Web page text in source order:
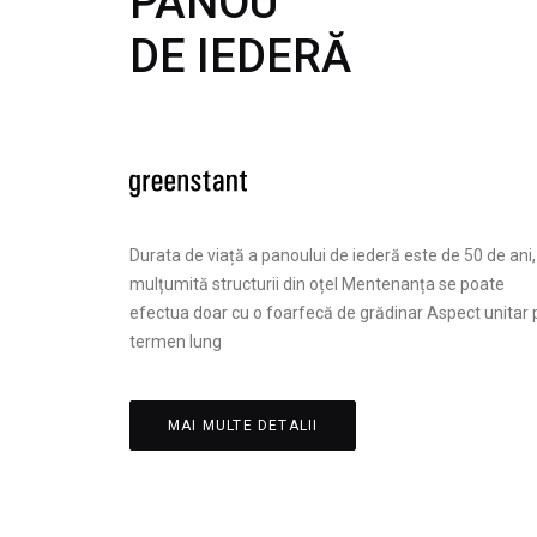
DE IEDERĂ
Durata de viață a panoului de iederă este de 50 de ani,
mulțumită structurii din oțel Mentenanța se poate
efectua doar cu o foarfecă de grădinar Aspect unitar
termen lung
MAI MULTE DETALII